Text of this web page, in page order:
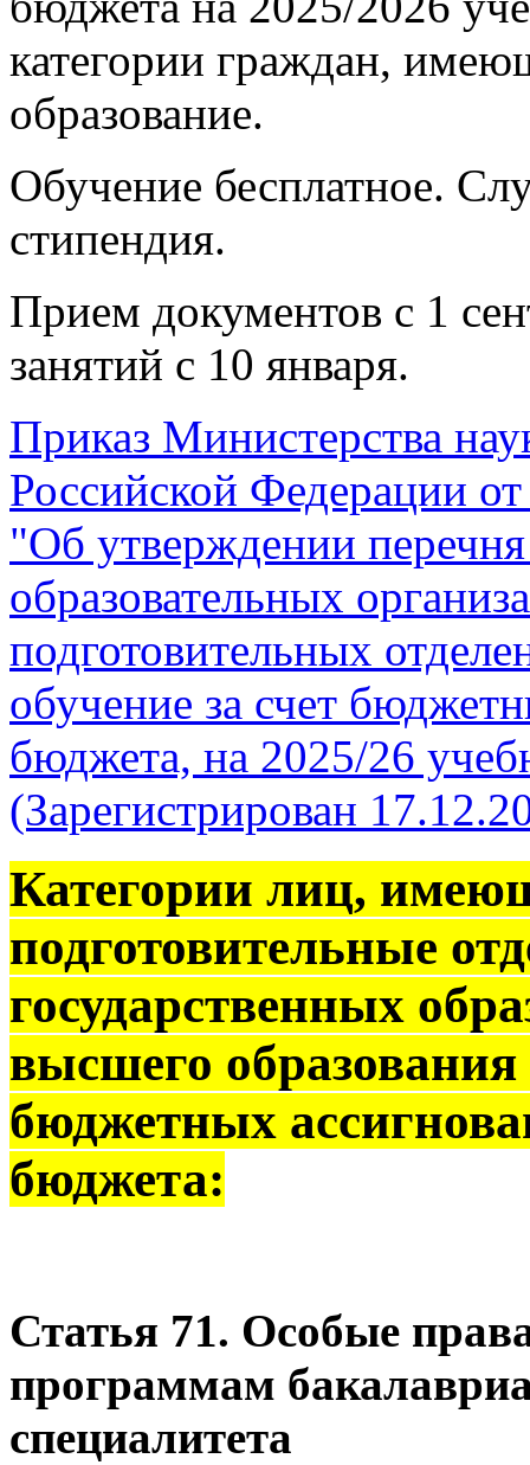
категории граждан,
образование.
Обучение бесплатное.
стипендия.
Прием документов с 1
занятий с 10 января.
Приказ Министерства
Российской Федерации
"Об утверждении
образовательных
подготовительных
обучение за счет
бюджета, на 2025/26
(Зарегистрирован
Категории лиц,
подготовительные
государственных
высшего образования
бюджетных
бюджета:
Статья 71. Особые
программам
специалитета